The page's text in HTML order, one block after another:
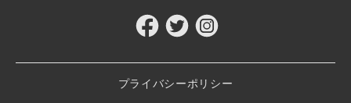
プライバシーポリシー